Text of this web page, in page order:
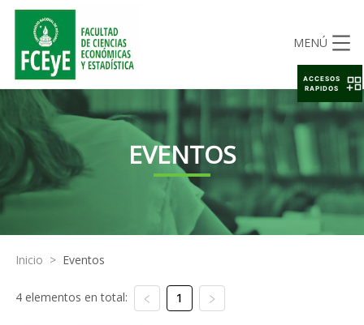
MENÚ
EVENTOS
Inicio > Eventos
4 elementos en total: 1
ACCESOS
RAPIDOS